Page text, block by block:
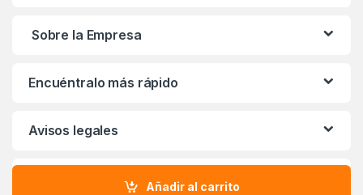
Añadir al carrito
Sobre la Empresa
Encuéntralo más rápido
Avisos legales
Beneficios con Definity